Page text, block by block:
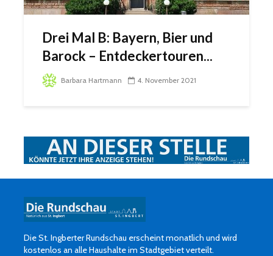
Drei Mal B: Bayern, Bier und
Barock – Entdeckertouren...
Barbara Hartmann 4. November 2021
Die St. Ingberter Rundschau erscheint monatlich und wird
kostenlos an alle Haushalte im Stadtgebiet verteilt.